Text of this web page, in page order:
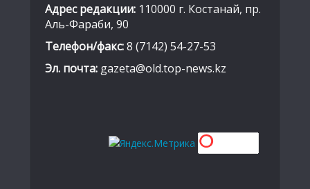
Адрес редакции: 110000 г. Костанай, пр.
Аль-Фараби, 90
Телефон/факс:8 (7142) 54-27-53
Эл. почта: gazeta@old.top-news.kz